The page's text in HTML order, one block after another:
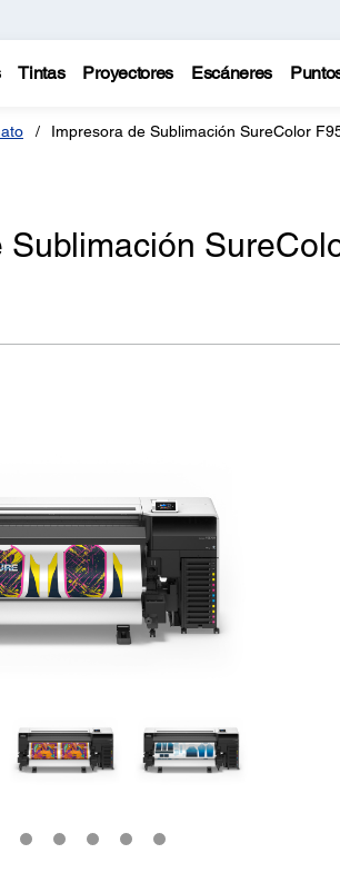
Tintas Proyectores Escáneres
Impresora de Sublimación SureColor
Sublimación